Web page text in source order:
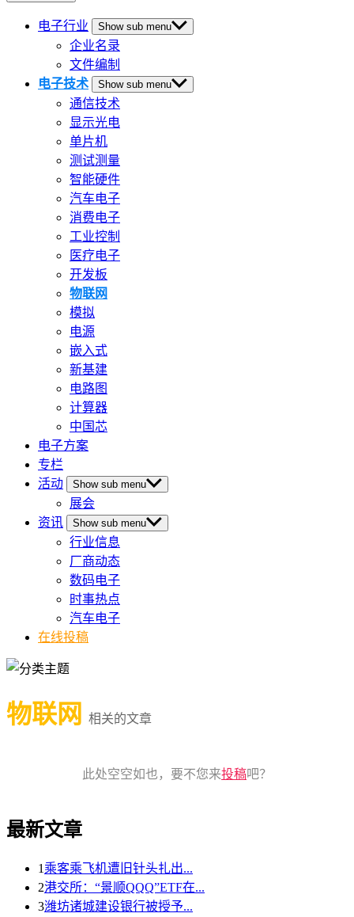
电子行业 Show sub menu
企业名录
文件编制
电子技术
Show sub menu
通信技术
显示光电
单片机
测试测量
智能硬件
汽车电子
消费电子
工业控制
医疗电子
开发板
物联网
模拟
电源
嵌入式
新基建
电路图
计算器
中国芯
电子方案
专栏
活动
Show sub menu
展会
资讯
Show sub menu
行业信息
厂商动态
数码电子
时事热点
汽车电子
在线投稿
物联网 相关的文章
此处空空如也，要不您来投稿吧？
最新文章
1 乘客乘飞机遭旧针头扎出...
2港交所：“景顺QQQ”ETF在...
3潍坊诸城建设银行被授予...